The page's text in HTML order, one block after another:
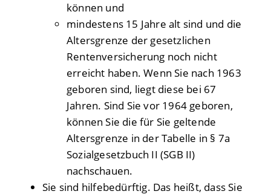
können und
mindestens 15 Jahre alt sind und die
Altersgrenze der gesetzlichen
Rentenversicherung noch nicht
erreicht haben. Wenn Sie nach 1963
geboren sind, liegt diese bei 67
Jahren. Sind Sie vor 1964 geboren,
können Sie die für Sie geltende
Altersgrenze in der Tabelle in § 7a
Sozialgesetzbuch II (SGB II)
nachschauen.
Sie sind hilfebedürftig. Das heißt, dass Sie